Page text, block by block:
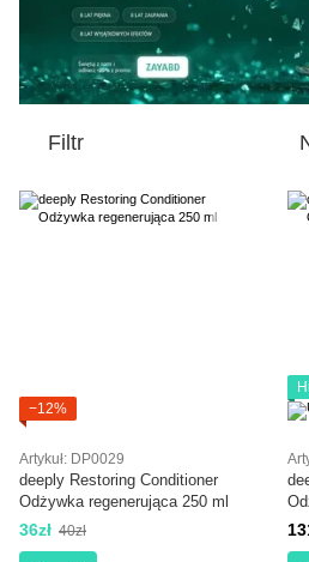
Filtr
−12%
Artykuł: DP0029
deeply Restoring Conditioner
Odżywka regenerująca 250 ml
36zł 40zł